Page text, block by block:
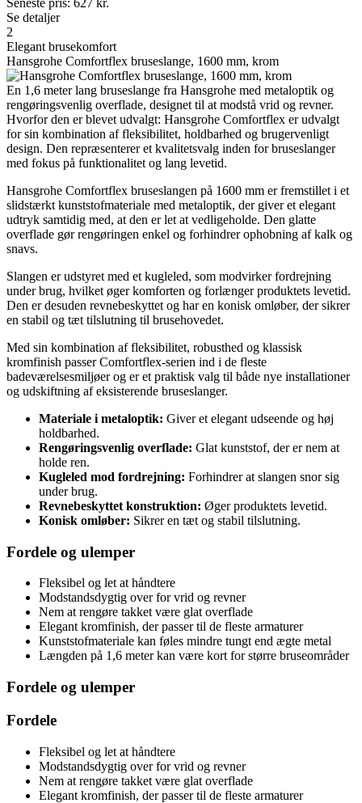
Seneste pris: 627 kr.
Se detaljer
2
Elegant brusekomfort
Hansgrohe Comfortflex bruseslange, 1600 mm, krom
En 1,6 meter lang bruseslange fra Hansgrohe med metaloptik og
rengøringsvenlig overflade, designet til at modstå vrid og revner.
Hvorfor den er blevet udvalgt: Hansgrohe Comfortflex er udvalgt
for sin kombination af fleksibilitet, holdbarhed og brugervenligt
design. Den repræsenterer et kvalitetsvalg inden for bruseslanger
med fokus på funktionalitet og lang levetid.
Hansgrohe Comfortflex bruseslangen på 1600 mm er fremstillet i et
slidstærkt kunststofmateriale med metaloptik, der giver et elegant
udtryk samtidig med, at den er let at vedligeholde. Den glatte
overflade gør rengøringen enkel og forhindrer ophobning af kalk og
snavs.
Slangen er udstyret med et kugleled, som modvirker fordrejning
under brug, hvilket øger komforten og forlænger produktets levetid.
Den er desuden revnebeskyttet og har en konisk omløber, der sikrer
en stabil og tæt tilslutning til brusehovedet.
Med sin kombination af fleksibilitet, robusthed og klassisk
kromfinish passer Comfortflex-serien ind i de fleste
badeværelsesmiljøer og er et praktisk valg til både nye installationer
og udskiftning af eksisterende bruseslanger.
Materiale i metaloptik: Giver et elegant udseende og høj
holdbarhed.
Rengøringsvenlig overflade: Glat kunststof, der er nem at
holde ren.
Kugleled mod fordrejning: Forhindrer at slangen snor sig
under brug.
Revnebeskyttet konstruktion: Øger produktets levetid.
Konisk omløber: Sikrer en tæt og stabil tilslutning.
Fordele og ulemper
Fleksibel og let at håndtere
Modstandsdygtig over for vrid og revner
Nem at rengøre takket være glat overflade
Elegant kromfinish, der passer til de fleste armaturer
Kunststofmateriale kan føles mindre tungt end ægte metal
Længden på 1,6 meter kan være kort for større bruseområder
Fordele og ulemper
Fordele
Fleksibel og let at håndtere
Modstandsdygtig over for vrid og revner
Nem at rengøre takket være glat overflade
Elegant kromfinish, der passer til de fleste armaturer